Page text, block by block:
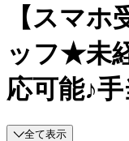
【スマホ
ッフ★未
応可能♪
全て表示